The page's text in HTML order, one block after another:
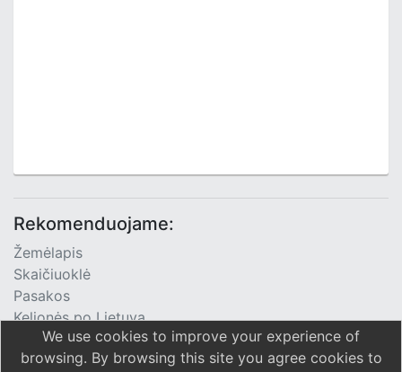
Rekomenduojame:
Žemėlapis
Skaičiuoklė
Pasakos
Kelionės po Lietuvą
TV Programa
We use cookies to improve your experience of
browsing. By browsing this site you agree cookies to